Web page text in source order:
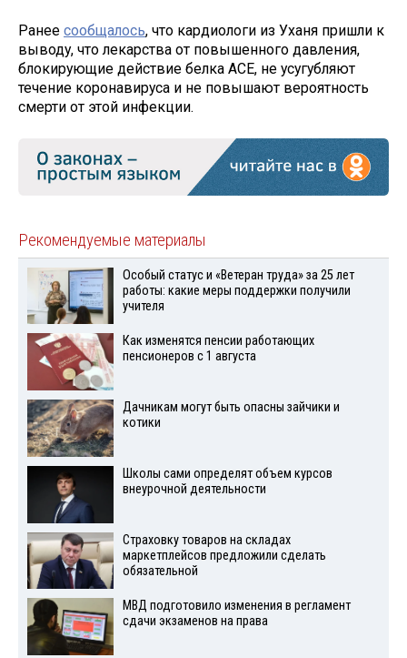
Ранее сообщалось, что кардиологи из Уханя пришли к
выводу, что лекарства от повышенного давления,
блокирующие действие белка АСЕ, не усугубляют
течение коронавируса и не повышают вероятность
смерти от этой инфекции.
Рекомендуемые материалы
Особый статус и «Ветеран труда» за 25 лет
работы: какие меры поддержки получили
учителя
Как изменятся пенсии работающих
пенсионеров с 1 августа
Дачникам могут быть опасны зайчики и
котики
Школы сами определят объем курсов
внеурочной деятельности
Страховку товаров на складах
маркетплейсов предложили сделать
обязательной
МВД подготовило изменения в регламент
сдачи экзаменов на права